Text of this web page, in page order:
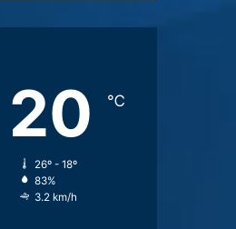
20 ℃
26º - 18º
83%
3.2 km/h